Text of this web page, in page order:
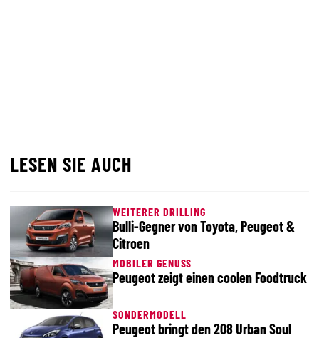
LESEN SIE AUCH
WEITERER DRILLING
Bulli-Gegner von Toyota, Peugeot &
Citroen
MOBILER GENUSS
Peugeot zeigt einen coolen Foodtruck
SONDERMODELL
Peugeot bringt den 208 Urban Soul